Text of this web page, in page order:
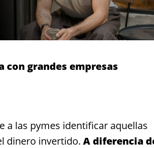
con grandes empresas
a las pymes identificar aquellas
dinero invertido. A diferencia